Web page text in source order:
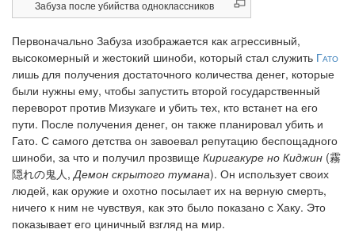
Забуза после убийства одноклассников
Первоначально Забуза изображается как агрессивный,
высокомерный и жестокий шиноби, который стал служить Гато
лишь для получения достаточного количества денег, которые
были нужны ему, чтобы запустить второй государственный
переворот против Мизукаге и убить тех, кто встанет на его
пути. После получения денег, он также планировал убить и
Гато. С самого детства он завоевал репутацию беспощадного
шиноби, за что и получил прозвище Киригакуре но Киджин (霧
隠れの鬼人,Демон скрытого тумана). Он использует своих
людей, как оружие и охотно посылает их на верную смерть,
ничего к ним не чувствуя, как это было показано с Хаку. Это
показывает его циничный взгляд на мир.